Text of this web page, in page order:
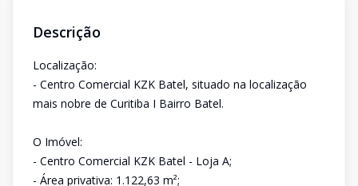
Descrição
Localização:
- Centro Comercial KZK Batel, situado na localização
mais nobre de Curitiba I Bairro Batel.
O Imóvel:
- Centro Comercial KZK Batel - Loja A;
- Área privativa: 1.122,63 m²;